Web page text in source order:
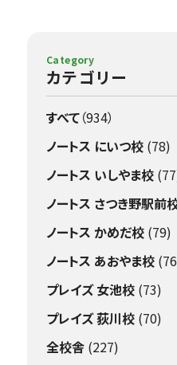
Category
カテゴリー
すべて（934）
ノートス にいつ校(78)
ノートス いしやま校
ノートス さつき野駅前
ノートス かめだ校(79)
ノートス あおやま校
プレイズ 女池校(73)
プレイズ 荻川校(70)
全校舎(227)